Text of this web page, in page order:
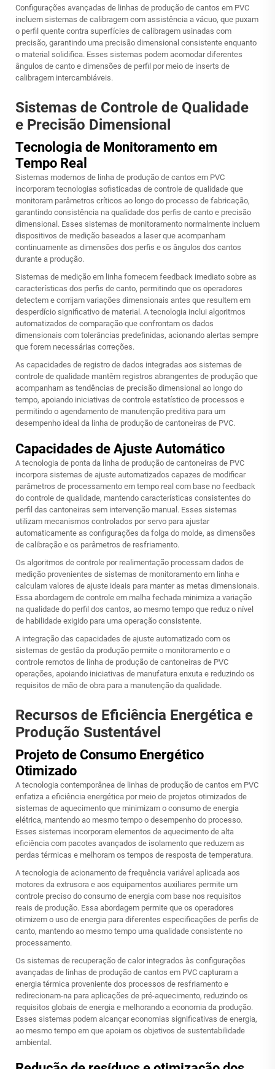
Configurações avançadas de linhas de produção de cantos em PVC
incluem sistemas de calibragem com assistência a vácuo, que puxam
o perfil quente contra superfícies de calibragem usinadas com
precisão, garantindo uma precisão dimensional consistente enquanto
o material solidifica. Esses sistemas podem acomodar diferentes
ângulos de canto e dimensões de perfil por meio de inserts de
calibragem intercambiáveis.
Sistemas de Controle de Qualidade
e Precisão Dimensional
Tecnologia de Monitoramento em
Tempo Real
Sistemas modernos de linha de produção de cantos em PVC
incorporam tecnologias sofisticadas de controle de qualidade que
monitoram parâmetros críticos ao longo do processo de fabricação,
garantindo consistência na qualidade dos perfis de canto e precisão
dimensional. Esses sistemas de monitoramento normalmente incluem
dispositivos de medição baseados a laser que acompanham
continuamente as dimensões dos perfis e os ângulos dos cantos
durante a produção.
Sistemas de medição em linha fornecem feedback imediato sobre as
características dos perfis de canto, permitindo que os operadores
detectem e corrijam variações dimensionais antes que resultem em
desperdício significativo de material. A tecnologia inclui algoritmos
automatizados de comparação que confrontam os dados
dimensionais com tolerâncias predefinidas, acionando alertas sempre
que forem necessárias correções.
As capacidades de registro de dados integradas aos sistemas de
controle de qualidade mantêm registros abrangentes de produção que
acompanham as tendências de precisão dimensional ao longo do
tempo, apoiando iniciativas de controle estatístico de processos e
permitindo o agendamento de manutenção preditiva para um
desempenho ideal da linha de produção de cantoneiras de PVC.
Capacidades de Ajuste Automático
A tecnologia de ponta da linha de produção de cantoneiras de PVC
incorpora sistemas de ajuste automatizados capazes de modificar
parâmetros de processamento em tempo real com base no feedback
do controle de qualidade, mantendo características consistentes do
perfil das cantoneiras sem intervenção manual. Esses sistemas
utilizam mecanismos controlados por servo para ajustar
automaticamente as configurações da folga do molde, as dimensões
de calibração e os parâmetros de resfriamento.
Os algoritmos de controle por realimentação processam dados de
medição provenientes de sistemas de monitoramento em linha e
calculam valores de ajuste ideais para manter as metas dimensionais.
Essa abordagem de controle em malha fechada minimiza a variação
na qualidade do perfil dos cantos, ao mesmo tempo que reduz o nível
de habilidade exigido para uma operação consistente.
A integração das capacidades de ajuste automatizado com os
sistemas de gestão da produção permite o monitoramento e o
controle remotos de linha de produção de cantoneiras de PVC
operações, apoiando iniciativas de manufatura enxuta e reduzindo os
requisitos de mão de obra para a manutenção da qualidade.
Recursos de Eficiência Energética e
Produção Sustentável
Projeto de Consumo Energético
Otimizado
A tecnologia contemporânea de linhas de produção de cantos em PVC
enfatiza a eficiência energética por meio de projetos otimizados de
sistemas de aquecimento que minimizam o consumo de energia
elétrica, mantendo ao mesmo tempo o desempenho do processo.
Esses sistemas incorporam elementos de aquecimento de alta
eficiência com pacotes avançados de isolamento que reduzem as
perdas térmicas e melhoram os tempos de resposta de temperatura.
A tecnologia de acionamento de frequência variável aplicada aos
motores da extrusora e aos equipamentos auxiliares permite um
controle preciso do consumo de energia com base nos requisitos
reais de produção. Essa abordagem permite que os operadores
otimizem o uso de energia para diferentes especificações de perfis de
canto, mantendo ao mesmo tempo uma qualidade consistente no
processamento.
Os sistemas de recuperação de calor integrados às configurações
avançadas de linhas de produção de cantos em PVC capturam a
energia térmica proveniente dos processos de resfriamento e
redirecionam-na para aplicações de pré-aquecimento, reduzindo os
requisitos globais de energia e melhorando a economia da produção.
Esses sistemas podem alcançar economias significativas de energia,
ao mesmo tempo em que apoiam os objetivos de sustentabilidade
ambiental.